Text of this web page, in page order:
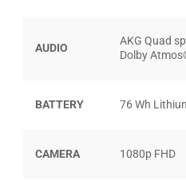
AUDIO
AKG Quad
Dolby
BATTERY 76 Wh
CAMERA 1080p FHD